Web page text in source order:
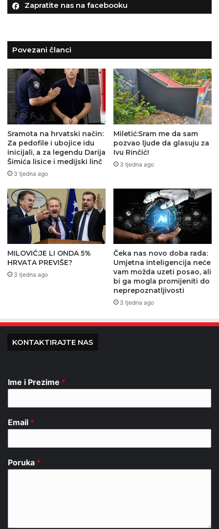
Zapratite nas na facebooku
Povezani članci
Sramota na hrvatski način:
Za pedofile i ubojice idu
inicijali, a za legendu Darija
Šimića lisice i medijski linč
3 tjedna ago
Miletić:Sram me da sam
pozvao ljude da glasuju za
Ivu Rinčić!
3 tjedna ago
MILOVIĆ:JE LI ONDA 5%
HRVATA PREVIŠE?
3 tjedna ago
Čeka nas novo doba rada:
Umjetna inteligencija neće
vam možda uzeti posao, ali
bi ga mogla promijeniti do
neprepoznatljivosti
3 tjedna ago
KONTAKTIRAJTE NAS
Ime i Prezime *
Email *
Poruka *